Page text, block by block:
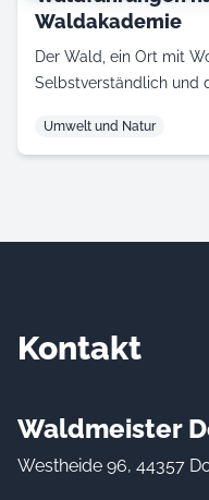
Waldakademie
Der Wald, ein Ort mit
Selbstverständlich und
Umwelt und Natur
Kontakt
Waldmeister
Westheide 96, 44357